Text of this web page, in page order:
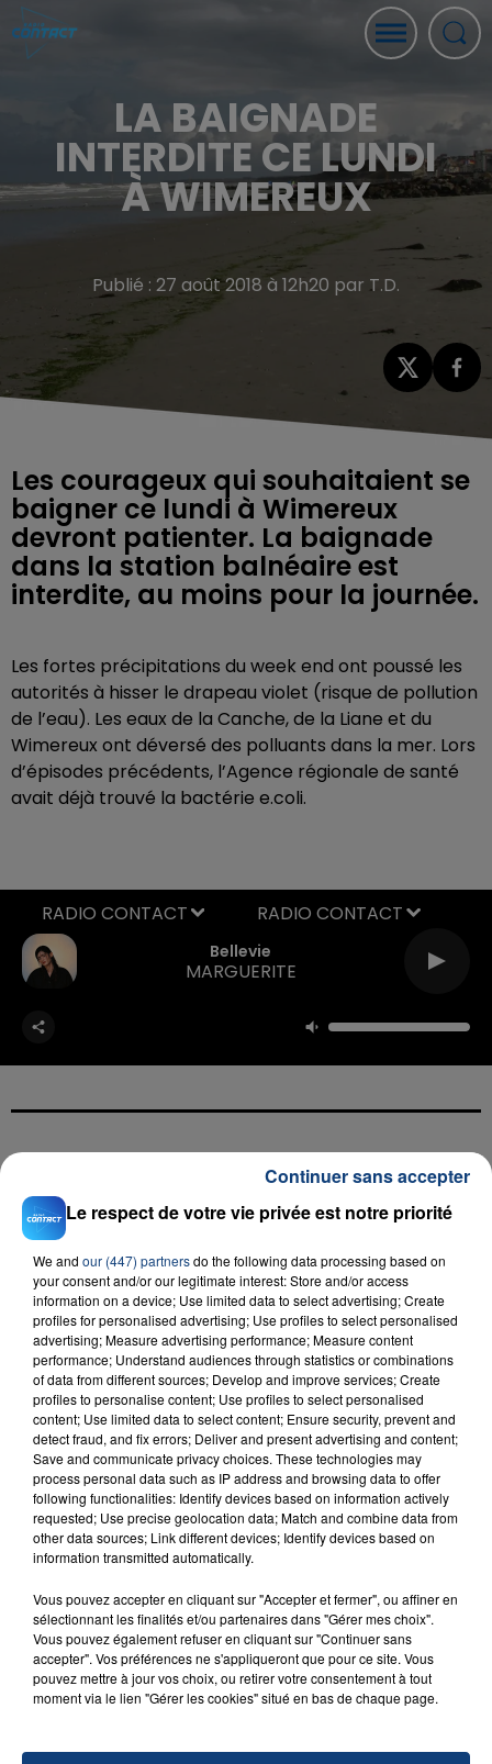
LA BAIGNADE
INTERDITE CE LUNDI
À WIMEREUX
Publié : 27 août 2018 à 12h20 par T.D.
Les courageux qui souhaitaient se
baigner ce lundi à Wimereux
devront patienter. La baignade
dans la station balnéaire est
interdite, au moins pour la journée.
Les fortes précipitations du week end ont poussé les
autorités à hisser le drapeau violet (risque de pollution
de l’eau). Les eaux de la Canche, de la Liane et du
Wimereux ont déversé des polluants dans la mer. Lors
d’épisodes précédents, l’Agence régionale de santé
avait déjà trouvé la bactérie e.coli.
Bellevie
MARGUERITE
RADIO CONTACT
23 juillet 2026
INCENDIE MORTEL À LENS : UNE FEMME ET
SON BÉBÉ ENTRE LA VIE ET LA...
Un homme s'est immolé par le feu après avoir
aspergé sa compagne et leur bébé de trois mois
d'un liquide inflammable.
20 juillet 2026
UNE ADOLESCENTE DEVANT SE FAIRE
OPÉRER DE LA CHEVILLE RESSORT DE LA...
Le respect de votre vie privée est notre priorité
We and our (447) partnersdo the following data processing based on
your consent and/or our legitimate interest: Store and/or access
information on a device; Use limited data to select advertising; Create
profiles for personalised advertising; Use profiles to select personalised
advertising; Measure advertising performance; Measure content
performance; Understand audiences through statistics or combinations
of data from different sources; Develop and improve services; Create
profiles to personalise content; Use profiles to select personalised
content; Use limited data to select content; Ensure security, prevent and
detect fraud, and fix errors; Deliver and present advertising and content;
Save and communicate privacy choices. These technologies may
process personal data such as IP address and browsing data to offer
following functionalities: Identify devices based on information actively
requested; Use precise geolocation data; Match and combine data from
other data sources; Link different devices; Identify devices based on
information transmitted automatically.
Vous pouvez accepter en cliquant sur "Accepter et fermer", ou affiner en
sélectionnant les finalités et/ou partenaires dans "Gérer mes choix".
Vous pouvez également refuser en cliquant sur "Continuer sans
accepter". Vos préférences ne s'appliqueront que pour ce site. Vous
pouvez mettre à jour vos choix, ou retirer votre consentement à tout
moment via le lien "Gérer les cookies" situé en bas de chaque page.
Continuer sans accepter